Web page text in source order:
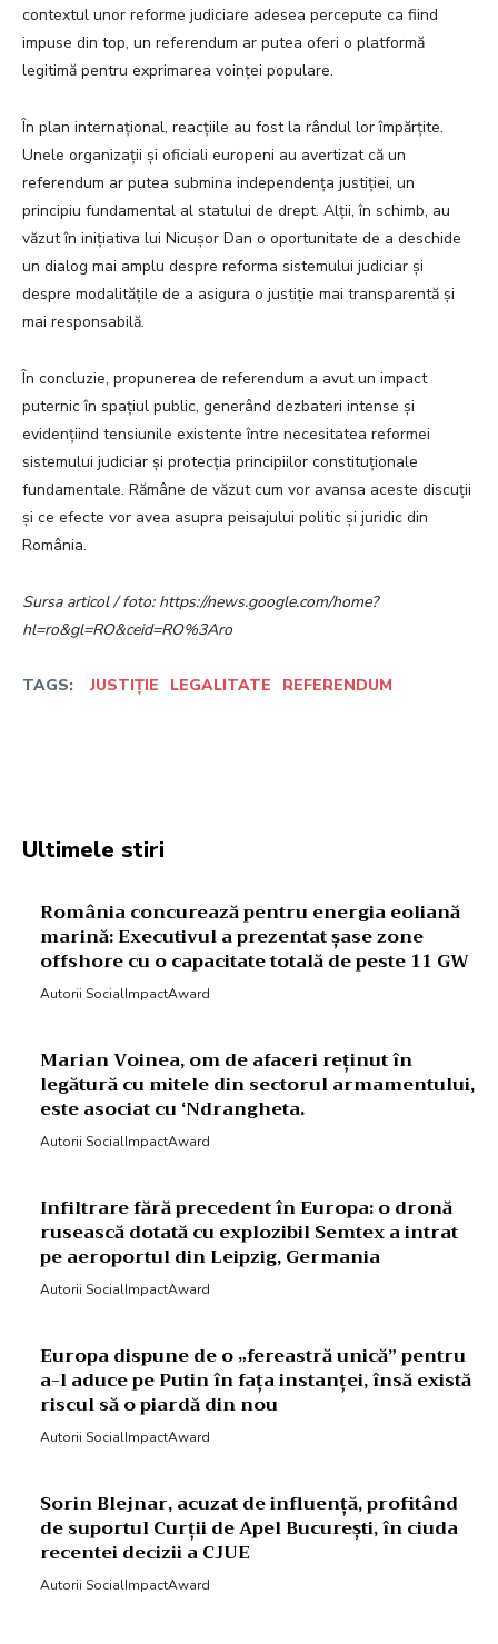
contextul unor reforme judiciare adesea percepute ca fiind
impuse din top, un referendum ar putea oferi o platformă
legitimă pentru exprimarea voinței populare.
În plan internațional, reacțiile au fost la rândul lor împărțite.
Unele organizații și oficiali europeni au avertizat că un
referendum ar putea submina independența justiției, un
principiu fundamental al statului de drept. Alții, în schimb, au
văzut în inițiativa lui Nicușor Dan o oportunitate de a deschide
un dialog mai amplu despre reforma sistemului judiciar și
despre modalitățile de a asigura o justiție mai transparentă și
mai responsabilă.
În concluzie, propunerea de referendum a avut un impact
puternic în spațiul public, generând dezbateri intense și
evidențiind tensiunile existente între necesitatea reformei
sistemului judiciar și protecția principiilor constituționale
fundamentale. Rămâne de văzut cum vor avansa aceste discuții
și ce efecte vor avea asupra peisajului politic și juridic din
România.
Sursa articol / foto: https://news.google.com/home?
hl=ro&gl=RO&ceid=RO%3Aro
TAGS: JUSTIȚIE LEGALITATE REFERENDUM
Ultimele stiri
România concurează pentru energia eoliană
marină: Executivul a prezentat șase zone
offshore cu o capacitate totală de peste 11 GW
Autorii SocialImpactAward
Marian Voinea, om de afaceri reținut în
legătură cu mitele din sectorul armamentului,
este asociat cu ‘Ndrangheta.
Autorii SocialImpactAward
Infiltrare fără precedent în Europa: o dronă
rusească dotată cu explozibil Semtex a intrat
pe aeroportul din Leipzig, Germania
Autorii SocialImpactAward
Europa dispune de o „fereastră unică” pentru
a-l aduce pe Putin în fața instanței, însă există
riscul să o piardă din nou
Autorii SocialImpactAward
Sorin Blejnar, acuzat de influență, profitând
de suportul Curții de Apel București, în ciuda
recentei decizii a CJUE
Autorii SocialImpactAward